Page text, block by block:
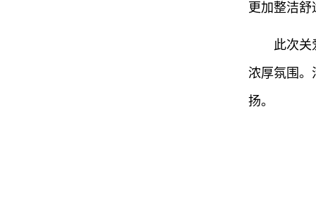
更加整洁
此次关
浓厚氛围。
扬。